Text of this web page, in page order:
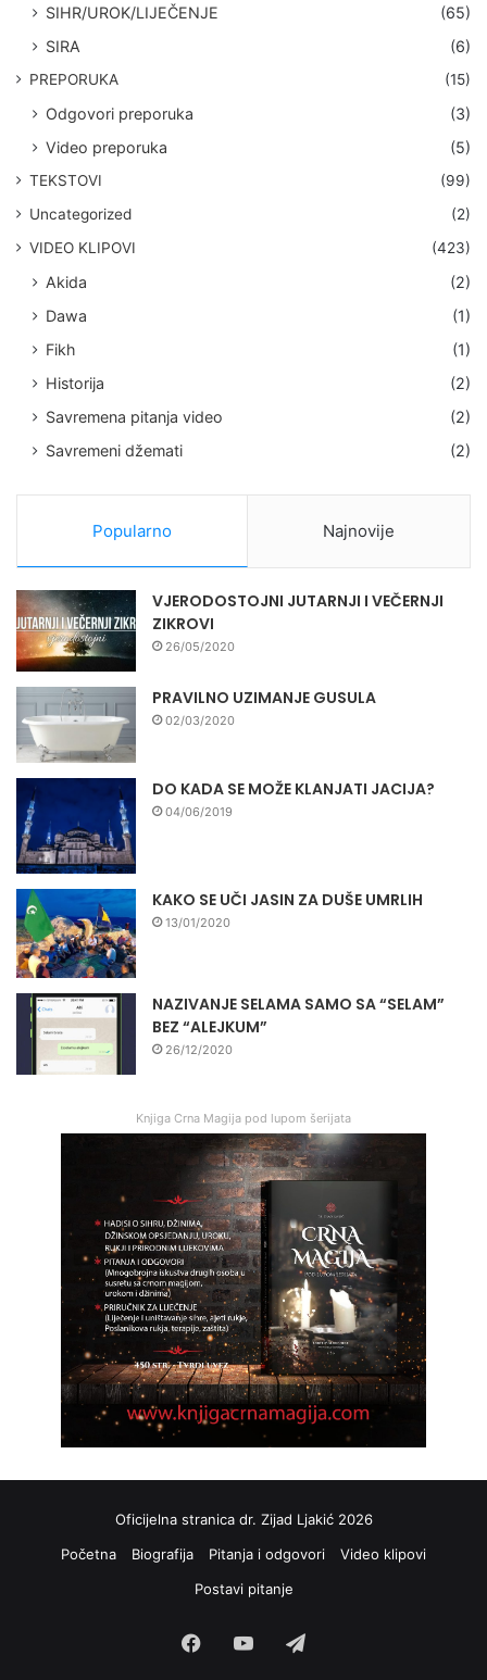
SIHR/UROK/LIJEČENJE
(65)
SIRA
(6)
PREPORUKA (15)
Odgovori preporuka
(3)
Video preporuka
(5)
TEKSTOVI
(99)
Uncategorized
(2)
VIDEO KLIPOVI
(423)
Akida
(2)
Dawa
(1)
Fikh
(1)
Historija
(2)
Savremena pitanja video
(2)
Savremeni džemati
(2)
Popularno Najnovije
VJERODOSTOJNI JUTARNJI I VEČERNJI
ZIKROVI
26/05/2020
PRAVILNO UZIMANJE GUSULA
02/03/2020
DO KADA SE MOŽE KLANJATI JACIJA?
04/06/2019
KAKO SE UČI JASIN ZA DUŠE UMRLIH
13/01/2020
NAZIVANJE SELAMA SAMO SA “SELAM”
BEZ “ALEJKUM”
26/12/2020
Knjiga Crna Magija pod lupom šerijata
Oficijelna stranica dr. Zijad Ljakić 2026
Početna
Biografija Pitanja i odgovori
Video klipovi
Postavi pitanje
FacebookYouTube